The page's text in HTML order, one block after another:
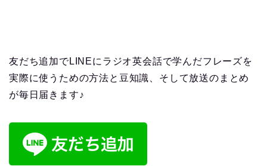
友だち追加でLINEにラジオ英会話で学んだフレーズを
実際に使うための方法と豆知識、そして放送のまとめ
が毎日届きます♪